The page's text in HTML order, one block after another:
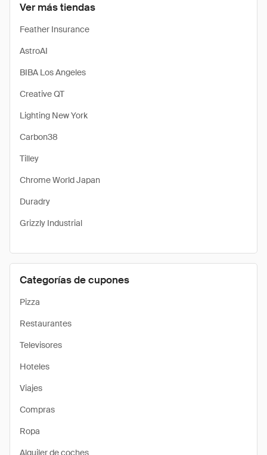
Ver más tiendas
Feather Insurance
AstroAI
BIBA Los Angeles
Creative QT
Lighting New York
Carbon38
Tilley
Chrome World Japan
Duradry
Grizzly Industrial
Categorías de cupones
Pizza
Restaurantes
Televisores
Hoteles
Viajes
Compras
Ropa
Alquiler de coches